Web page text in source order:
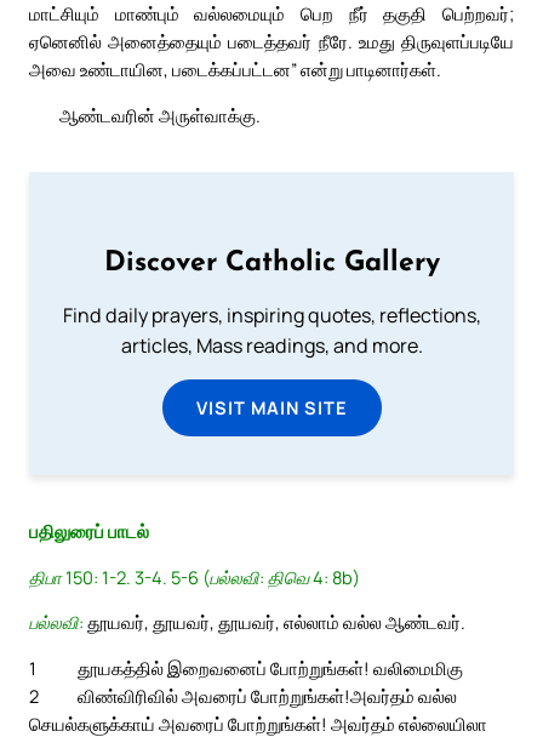
மாட்சியும் மாண்பும் வல்லமையும் பெற நீர் தகுதி பெற்றவர்;
ஏனெனில் அனைத்தையும் படைத்தவர் நீரே. உமது திருவுளப்படியே
அவை உண்டாயின, படைக்கப்பட்டன” என்று பாடினார்கள்.
ஆண்டவரின் அருள்வாக்கு.
Discover Catholic Gallery
Find daily prayers, inspiring quotes, reflections,
articles, Mass readings, and more.
VISIT MAIN SITE
பதிலுரைப் பாடல்
திபா 150: 1-2. 3-4. 5-6 (பல்லவி: திவெ 4: 8b)
பல்லவி: தூயவர், தூயவர், தூயவர், எல்லாம் வல்ல ஆண்டவர்.
1
தூயகத்தில் இறைவனைப் போற்றுங்கள்! வலிமைமிகு
விண்விரிவில் அவரைப் போற்றுங்கள்!
2
அவர்தம் வல்ல
செயல்களுக்காய் அவரைப் போற்றுங்கள்! அவர்தம் எல்லையிலா